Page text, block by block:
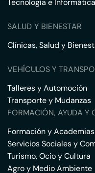
Tecnología e Informática
SALUD Y BIENESTAR
Clínicas, Salud y
VEHÍCULOS Y
Talleres y Automoción
Transporte y Mudanzas
FORMACIÓN, AYUDA Y
Formación y Academias
Servicios Sociales y
Turismo, Ocio y Cultura
Agro y Medio Ambiente